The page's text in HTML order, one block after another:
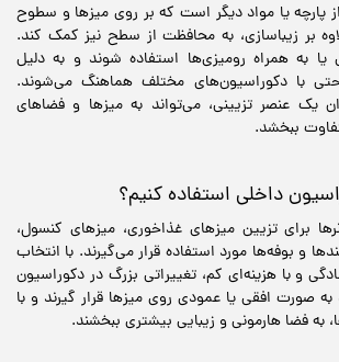
از پارچه یا مواد دیگر است که بر روی میزها و سطوح
بر زیباسازی، به محافظت از سطح نیز کمک کند.
یا به همراه رومیزی‌ها استفاده شوند و به دلیل
با دکوراسیون‌های مختلف هماهنگ می‌شوند.
یک عنصر تزیینی، می‌تواند به میزها و فضاهای
ببخشد.
داخلی استفاده کنیم؟
برای تزیین میزهای غذاخوری، میزهای کنسول،
و بوفه‌ها مورد استفاده قرار می‌گیرند. با انتخاب
و با هزینه‌ای کم، تغییراتی بزرگ در دکوراسیون
به صورت افقی یا عمودی روی میزها قرار گیرند و با
به فضا هارمونی و زیبایی بیشتری ببخشند.